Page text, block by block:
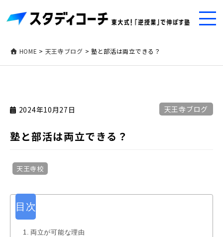
HOME > 天王寺ブログ > 塾と部活は両立できる？
2024年10月27日 天王寺ブログ
塾と部活は両立できる？
天王寺校
目次
両立が可能な理由